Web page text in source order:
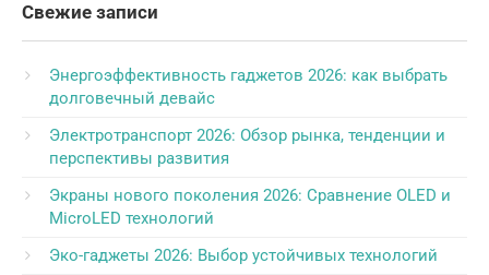
Свежие записи
Энергоэффективность гаджетов 2026: как выбрать
долговечный девайс
Электротранспорт 2026: Обзор рынка, тенденции и
перспективы развития
Экраны нового поколения 2026: Сравнение OLED и
MicroLED технологий
Эко-гаджеты 2026: Выбор устойчивых технологий